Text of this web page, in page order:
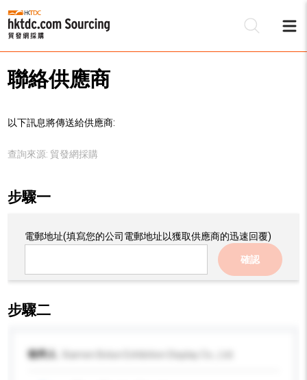
聯絡供應商
以下訊息將傳送給供應商:
查詢來源: 貿發網採購
步驟一
電郵地址(填寫您的公司電郵地址以獲取供應商的迅速回覆)
確認
步驟二
收件人